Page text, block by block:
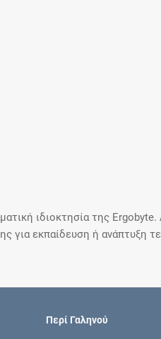
ιδιοκτησία της Ergobyte.
για εκπαίδευση ή ανάπτυξη
Περί Γαληνού